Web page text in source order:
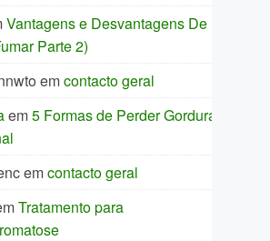
Vantagens e Desvantagens De
Parte 2)
emcontacto geral
em5 Formas de Perder Gordura
emcontacto geral
Tratamento para